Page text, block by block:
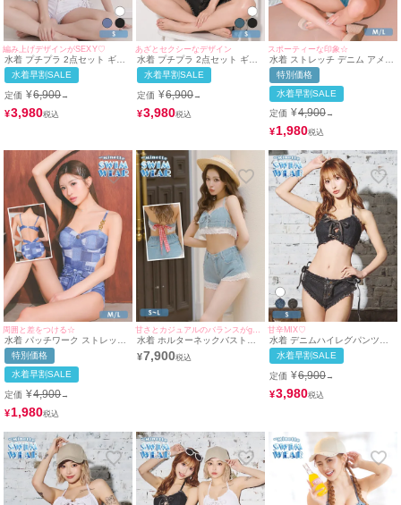
編み上げデザインがSEXY♡
水着 プチプラ 2点セット ギャ
ル セット リボン カジュアル
編み上げ デニム ローライズ 白
ビキニ (Sサイズ対応) |
myMinette/マイミネット
水着早割SALE
定価 ¥6,900→
¥3,980
あざとセクシーなデザイン
水着 プチプラ 2点セット ギャ
ル セット リボン 編み上げ デ
ニム 黒 ブラック ビキニ (Sサ
イズ対応) | myMinette/マイミ
ネット
水着早割SALE
定価 ¥6,900→
¥3,980
スポーティーな印象☆
水着 ストレッチ デニム アメリ
カンスリーブ ハイウエスト ギ
ャル ビキニ (ブルー/MIYABI着
用)
特別価格
水着早割SALE
定価 ¥4,900→
¥1,980
周囲と差をつける☆
水着 パッチワーク ストレッチ
デニム ギャル モノキニ ウエス
トリボン 体型カバー カットア
ウト ビキニ (ブルー/MIYABI着
用)
特別価格
水着早割SALE
定価 ¥4,900→
¥1,980
水着 ホルターネックバストレ
ースアップバックギンガムチェ
ックリボン×ショートパンツコ
¥7,900
甘辛MIX♡
水着 デニムハイレグパンツ紐
リボンバンドゥホルターネック
ビキニ
水着早割SALE
定価 ¥6,900→
¥3,980